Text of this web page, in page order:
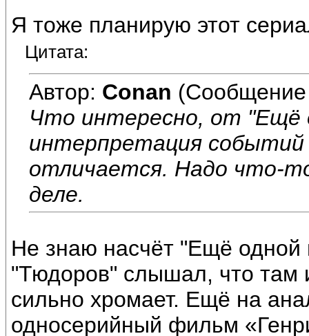
Я тоже планирую этот
Цитата:
Автор: Conan
Что интересно, от "Ещё
интерпретация событий
отличается. Надо что-
деле.
Не знаю насчёт "Ещё одной
"Тюдоров" слышал, что там
сильно хромает. Ещё на
односерийный фильм